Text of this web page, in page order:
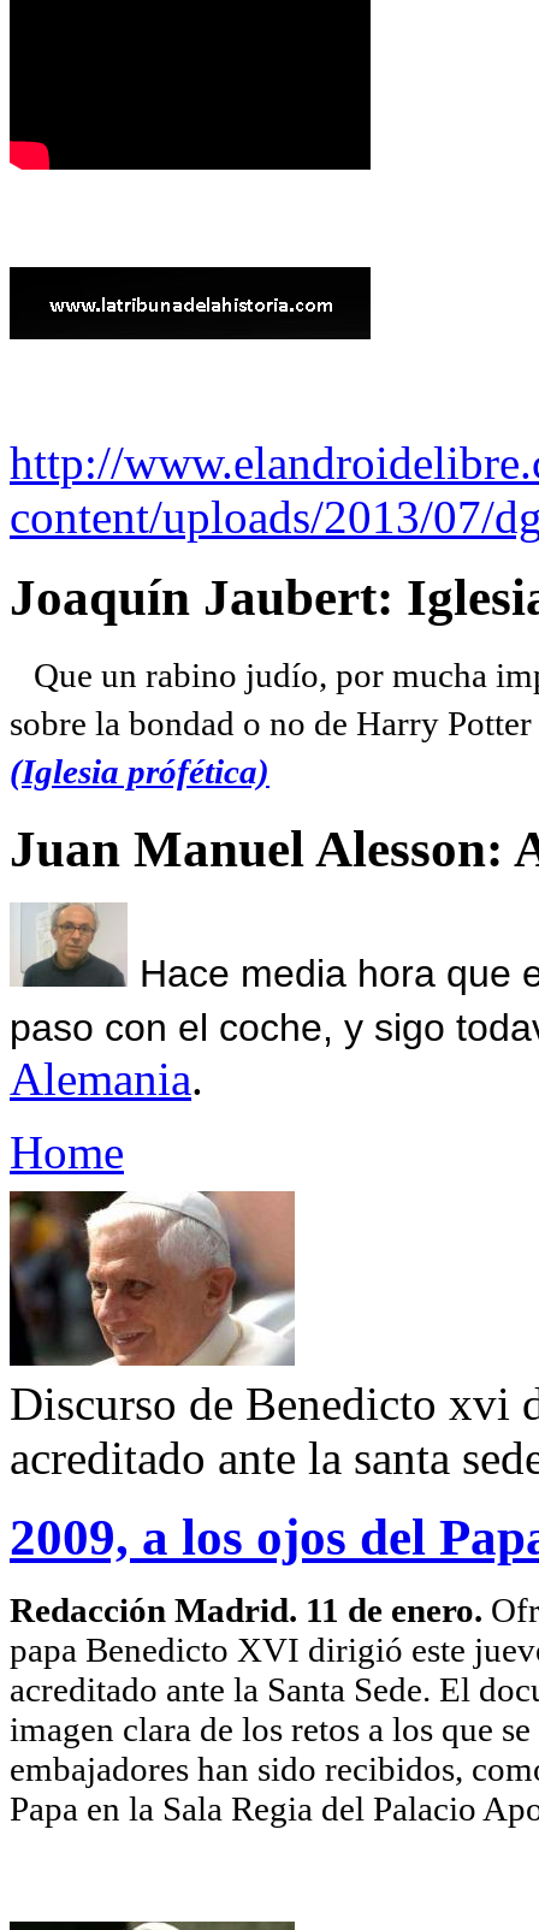
http://
content/uploads/2013/07/
Joaquín Jaubert:
Que un rabino judío, por mucha
sobre la bondad o no de Harry
(Iglesia prófética)
Juan Manuel Alesson:
Hace media hora que
paso con el coche, y sigo
Alemania.
Home
Discurso de Benedicto xvi
acreditado ante la santa
2009, a los ojos del
Redacción Madrid. 11 de enero.
papa Benedicto XVI dirigió este
acreditado ante la Santa Sede. El
imagen clara de los retos a los que
embajadores han sido recibidos,
Papa en la Sala Regia del Palacio